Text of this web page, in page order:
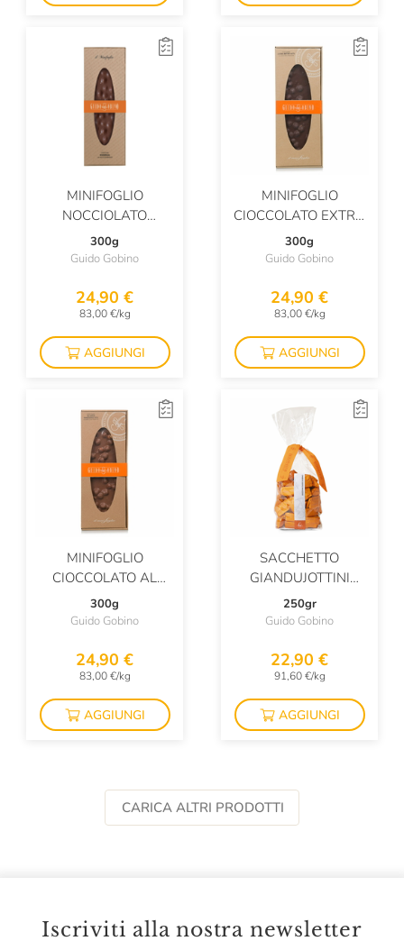
MINIFOGLIO
NOCCIOLATO
GIANDUJA
300g
Guido Gobino
24,90 €
83,00 €/kg
AGGIUNGI
MINIFOGLIO
CIOCCOLATO EXTRA
BITTER CON
NOCCIOLE PIEMONTE
300g
Guido Gobino
24,90 €
83,00 €/kg
AGGIUNGI
MINIFOGLIO
CIOCCOLATO AL
LATTE FINISSIMO
35% CON NOCCIOLE
300g
Guido Gobino
24,90 €
83,00 €/kg
AGGIUNGI
SACCHETTO
GIANDUJOTTINI
TOURINOT
250gr
Guido Gobino
22,90 €
91,60 €/kg
AGGIUNGI
CARICA ALTRI PRODOTTI
Iscriviti alla nostra newsletter